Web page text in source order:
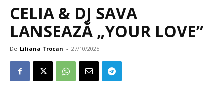
CELIA & DJ SAVA
LANSEAZĂ „YOUR LOVE”
De Liliana Trocan - 27/10/2025